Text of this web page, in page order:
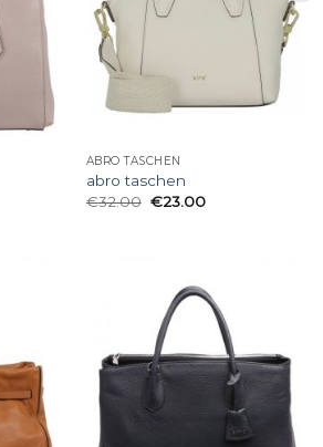
ABRO TASCHEN
abro taschen
€32.00 €23.00